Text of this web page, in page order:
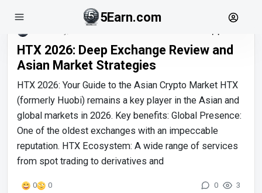
5Earn.com
HTX 2026: Deep Exchange Review and
Asian Market Strategies
HTX 2026: Your Guide to the Asian Crypto Market HTX
(formerly Huobi) remains a key player in the Asian and
global markets in 2026. Key benefits: Global Presence:
One of the oldest exchanges with an impeccable
reputation. HTX Ecosystem: A wide range of services
from spot trading to derivatives and
0 0 0 3